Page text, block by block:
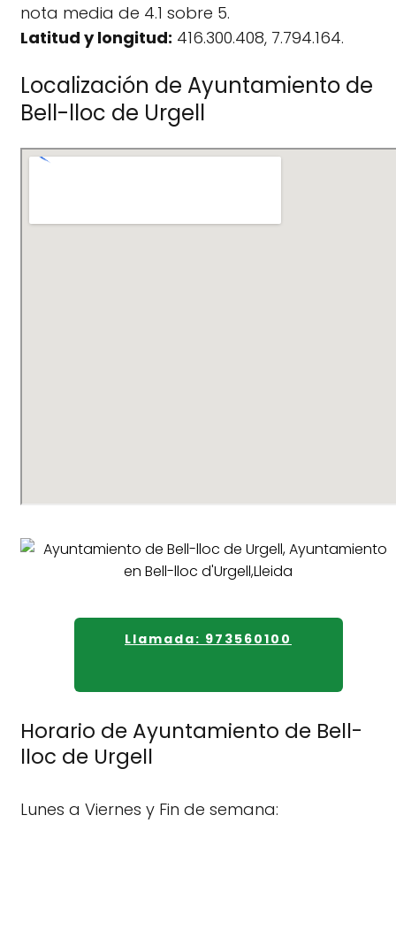
nota media de 4.1 sobre 5.
Latitud y longitud: 416.300.408, 7.794.164.
Localización de Ayuntamiento de
Bell-lloc de Urgell
Llamada: 973560100
Horario de Ayuntamiento de Bell-
lloc de Urgell
Lunes a Viernes y Fin de semana: